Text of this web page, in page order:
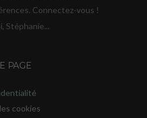
Connectez-vous !
Stéphanie...
PAGE
cookies